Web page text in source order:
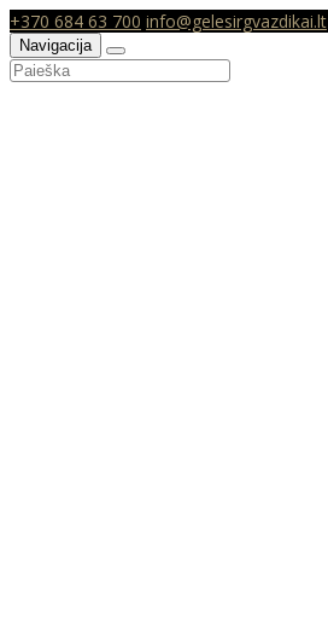
+370 684 63 700 info@gelesirgvazdikai.lt
Navigacija